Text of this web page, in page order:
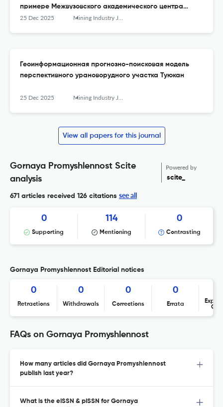
примере Межвузовского академического центра
навигации по специальностям горно-геологического
25 Dec 2025 Mining Industry Journal (Gornay Promishlennost)
Геоинформационная прогнозно-поисковая модель
перспективного урановорудного участка Туюкан
25 Dec 2025 Mining Industry Journal (Gornay Promishlennost)
View all papers for this journal
Gornaya Promyshlennost Scite
analysis
Powered by
scite_
671 articles received 126 citations see all
0
Supporting
114
Mentioning
0
Contrasting
Gornaya Promyshlennost Editorial notices
0
Retractions
0
Withdrawals
0
Corrections
0
Errata
FAQs on Gornaya Promyshlennost
How many articles did Gornaya Promyshlennost
publish last year?
What is the eISSN & pISSN for Gornaya